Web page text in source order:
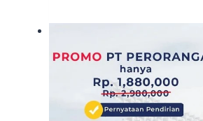
Mekanisme
dan
Syarat
Perusahaan